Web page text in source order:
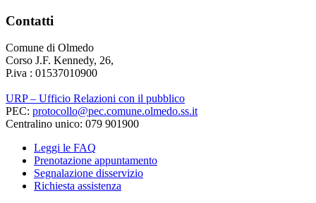
Contatti
Comune di Olmedo
Corso J.F. Kennedy, 26,
P.iva : 01537010900
URP – Ufficio Relazioni con il pubblico
PEC: protocollo@pec.comune.olmedo.ss.it
Centralino unico: 079 901900
Leggi le FAQ
Prenotazione appuntamento
Segnalazione disservizio
Richiesta assistenza